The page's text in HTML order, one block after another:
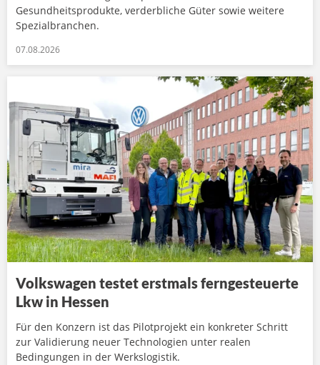
Gesundheitsprodukte, verderbliche Güter sowie weitere
Spezialbranchen.
07.08.2026
Volkswagen testet erstmals ferngesteuerte
Lkw in Hessen
Für den Konzern ist das Pilotprojekt ein konkreter Schritt
zur Validierung neuer Technologien unter realen
Bedingungen in der Werkslogistik.